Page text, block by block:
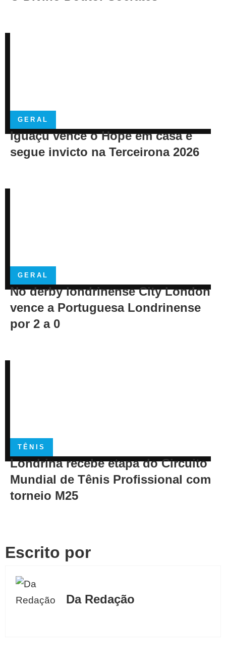
GERAL
Iguaçu vence o Hope em casa e
segue invicto na Terceirona 2026
GERAL
No derby londrinense City London
vence a Portuguesa Londrinense
por 2 a 0
TÊNIS
Londrina recebe etapa do Circuito
Mundial de Tênis Profissional com
torneio M25
Escrito por
Da Redação